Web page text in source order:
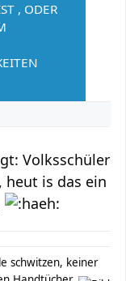
, ODER A
Volksschüler
heut is das ein
schwitzen, keiner